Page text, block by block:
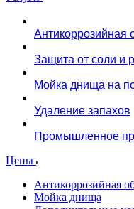
Антикоррозийная
Защита от соли и
Мойка днища на
Удаление запахов
Промышленное
Цены
Антикоррозийная
Мойка днища